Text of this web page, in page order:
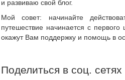
и развиваю свой блог.
Мой совет: начинайте
путешествие начинается с
окажут Вам поддержку и помощь в
Поделиться в соц. сетях